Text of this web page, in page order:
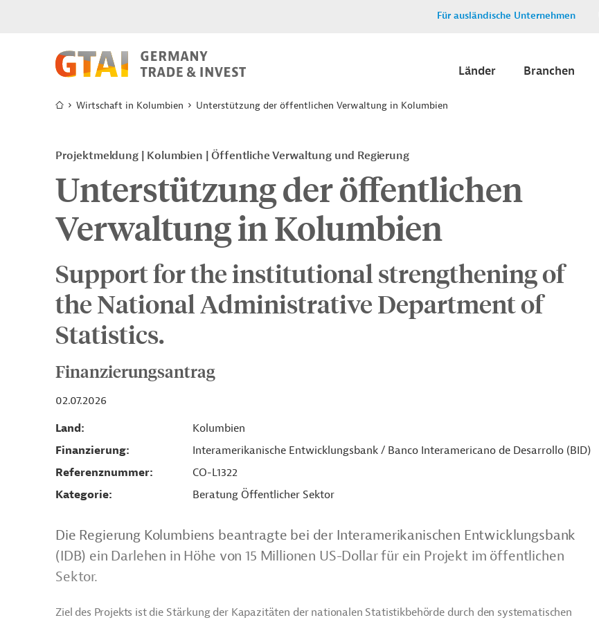
Für ausländische Unternehmen
Länder Branchen
Wirtschaft in Kolumbien Unterstützung der öffentlichen Verwaltung in Kolumbien
Projektmeldung Kolumbien Öffentliche Verwaltung und Regierung
Unterstützung der öffentlichen
Verwaltung in Kolumbien
Support for the institutional strengthening of
the National Administrative Department of
Statistics.
Finanzierungsantrag
02.07.2026
Land
Kolumbien
Finanzierung
Interamerikanische Entwicklungsbank / Banco Interamericano de Desarrollo (BID)
Referenznummer
CO-L1322
Kategorie
Beratung Öffentlicher Sektor
Die Regierung Kolumbiens beantragte bei der Interamerikanischen Entwicklungsbank
(IDB) ein Darlehen in Höhe von 15 Millionen US-Dollar für ein Projekt im öffentlichen
Sektor.
Ziel des Projekts ist die Stärkung der Kapazitäten der nationalen Statistikbehörde durch den systematischen